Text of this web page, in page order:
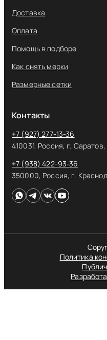
Доставка
Оплата
Помощь в подборе
Как снять мерки
Размерные сетки
Контакты
+7 (927) 277-13-36
410031, Россия, г.
+7 (938) 422-93-36
350000, Россия, г.
Политика